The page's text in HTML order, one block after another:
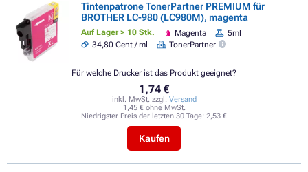
Tintenpatrone TonerPartner PREMIUM für
BROTHER LC-980 (LC980M), magenta
Auf Lager > 10 Stk. Magenta
5ml
34,80 Cent / ml
TonerPartner
1,74 €
inkl. MwSt. zzgl. Versand
1,45 € ohne MwSt.
Niedrigster Preis der letzten 30 Tage: 2,53 €
Kaufen
Für welche Drucker ist das Produkt geeignet?